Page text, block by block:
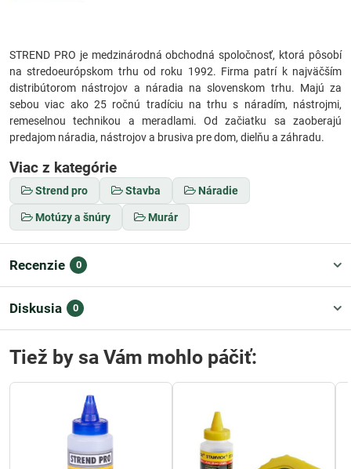
STREND PRO je medzinárodná obchodná spoločnosť, ktorá pôsobí
na stredoeurópskom trhu od roku 1992. Firma patrí k najväčším
distribútorom nástrojov a náradia na slovenskom trhu. Majú za
sebou viac ako 25 ročnú tradíciu na trhu s náradím, nástrojmi,
remeselnou technikou a meradlami. Od začiatku sa zaoberajú
predajom náradia, nástrojov a brusiva pre dom, dielňu a záhradu.
Viac z kategórie
Strend pro Stavba Náradie
Motúzy a šnúry Murár
Recenzie 0
Diskusia 0
Tiež by sa Vám mohlo páčiť: